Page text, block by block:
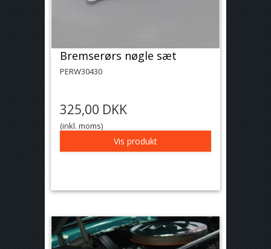
Bremserørs nøgle sæt
PERW30430
325,00 DKK
(inkl. moms)
Vis produkt